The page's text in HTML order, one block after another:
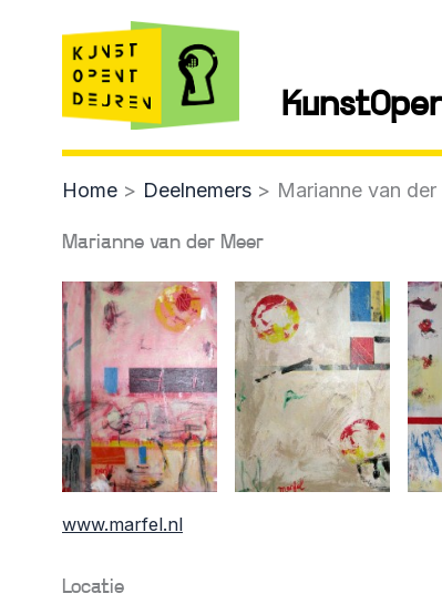
Home Deelnemers Marianne van
Marianne van der Meer
www.marfel.nl
Locatie